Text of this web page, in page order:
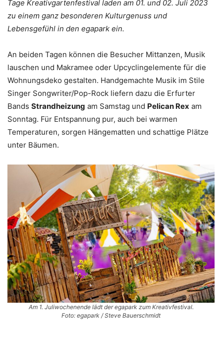
Tage Kreativgartenfestival laden am 01. und 02. Juli 2023
zu einem ganz besonderen Kulturgenuss und
Lebensgefühl in den egapark ein.
An beiden Tagen können die Besucher Mittanzen, Musik
lauschen und Makramee oder Upcyclingelemente für die
Wohnungsdeko gestalten. Handgemachte Musik im Stile
Singer Songwriter/Pop-Rock liefern dazu die Erfurter
Bands Strandheizung am Samstag und Pelican Rex am
Sonntag. Für Entspannung pur, auch bei warmen
Temperaturen, sorgen Hängematten und schattige Plätze
unter Bäumen.
Am 1. Juliwochenende lädt der egapark zum Kreativfestival.
Foto: egapark / Steve Bauerschmidt